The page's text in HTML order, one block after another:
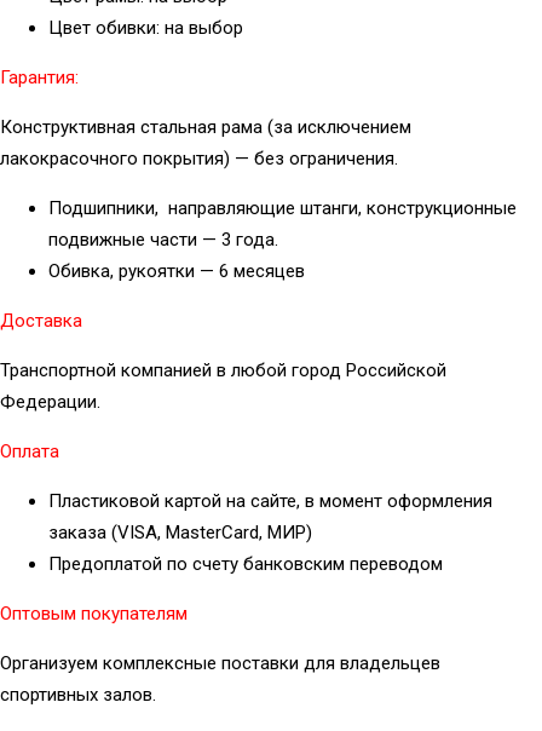
Цвет обивки: на выбор
Гарантия:
Конструктивная стальная рама (за исключением
лакокрасочного покрытия) — без ограничения.
Подшипники, направляющие штанги, конструкционные
подвижные части — 3 года.
Обивка, рукоятки — 6 месяцев
Доставка
Транспортной компанией в любой город Российской
Федерации.
Оплата
Пластиковой картой на сайте, в момент оформления
заказа (VISA, MasterCard, МИР)
Предоплатой по счету банковским переводом
Оптовым покупателям
Организуем комплексные поставки для владельцев
спортивных залов.